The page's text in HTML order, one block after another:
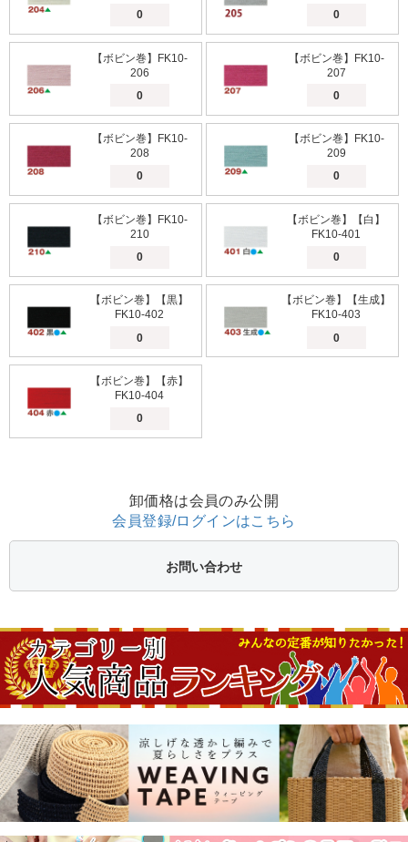
【ボビン巻】FK10-
206
【ボビン巻】FK10-
207
【ボビン巻】FK10-
208
【ボビン巻】FK10-
209
【ボビン巻】FK10-
210
【ボビン巻】【白】
FK10-401
【ボビン巻】【黒】
FK10-402
【ボビン巻】【生成】
FK10-403
【ボビン巻】【赤】
FK10-404
卸価格は会員のみ公開
会員登録/ログインはこちら
お問い合わせ